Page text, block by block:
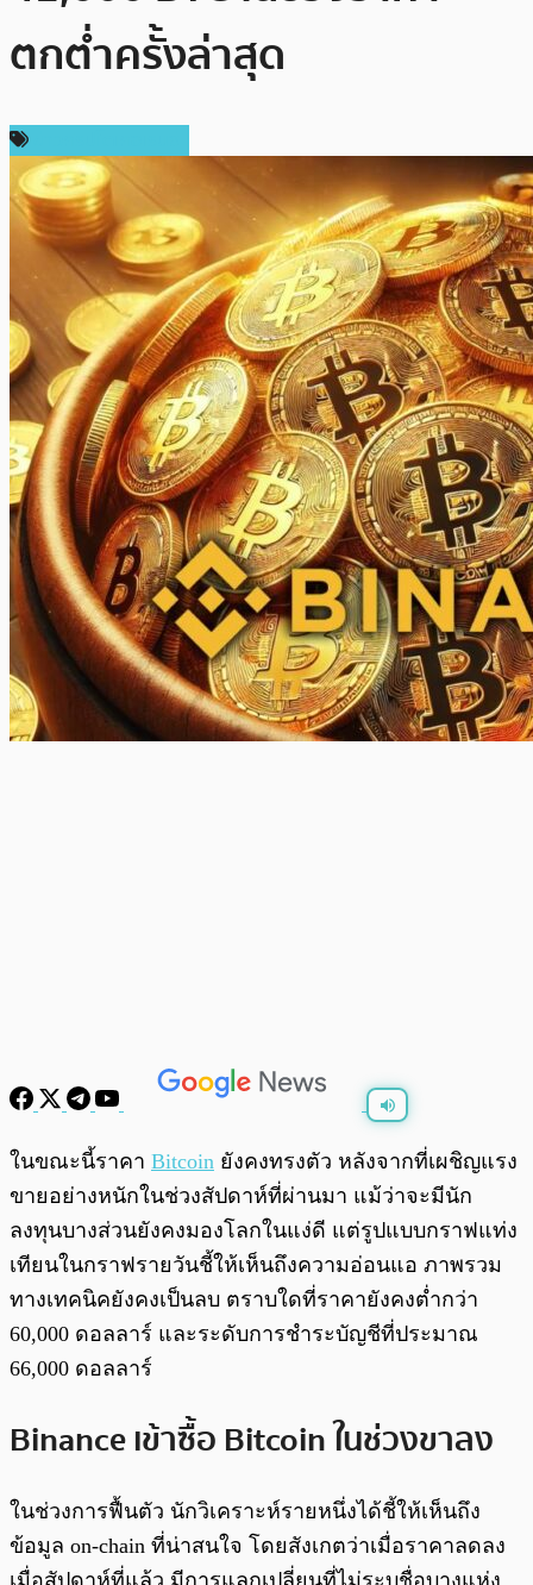
ตกต่ำครั้งล่าสุด
พร้อมเล่น 0:00 0:00
ในขณะนี้ราคา Bitcoin ยังคงทรงตัว หลังจากที่เผชิญแรง
ขายอย่างหนักในช่วงสัปดาห์ที่ผ่านมา แม้ว่าจะมีนัก
ลงทุนบางส่วนยังคงมองโลกในแง่ดี แต่รูปแบบกราฟแท่ง
เทียนในกราฟรายวันชี้ให้เห็นถึงความอ่อนแอ ภาพรวม
ทางเทคนิคยังคงเป็นลบ ตราบใดที่ราคายังคงต่ำกว่า
60,000 ดอลลาร์ และระดับการชำระบัญชีที่ประมาณ
66,000 ดอลลาร์
Binance เข้าซื้อ Bitcoin ในช่วงขาลง
ในช่วงการฟื้นตัว นักวิเคราะห์รายหนึ่งได้ชี้ให้เห็นถึง
ข้อมูล on-chain ที่น่าสนใจ โดยสังเกตว่าเมื่อราคาลดลง
เมื่อสัปดาห์ที่แล้ว มีการแลกเปลี่ยนที่ไม่ระบุชื่อบางแห่ง